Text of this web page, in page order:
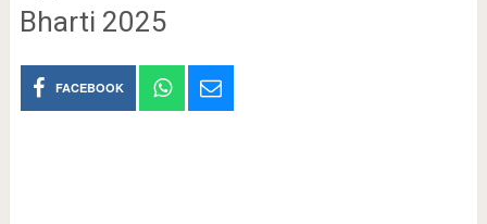
Bharti 2025
FACEBOOK